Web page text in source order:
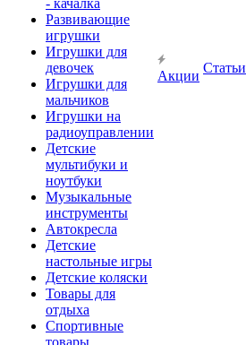
- качалка
Развивающие
игрушки
Игрушки для
девочек
Игрушки для
мальчиков
Игрушки на
радиоуправлении
Детские
мультибуки и
ноутбуки
Музыкальные
инструменты
Автокресла
Детские
настольные игры
Детские коляски
Товары для
отдыха
Спортивные
товары
Акции
Статьи